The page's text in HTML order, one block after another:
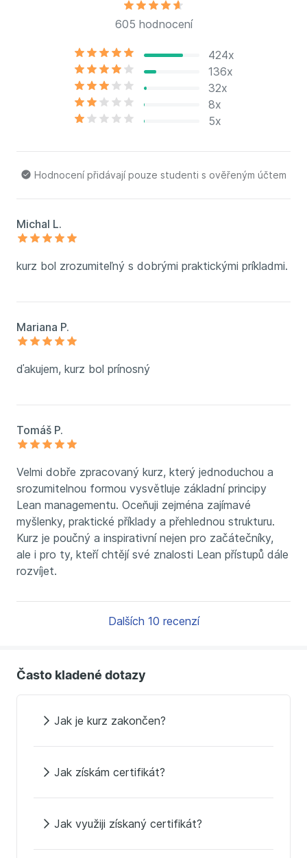
605 hodnocení
424x
136x
32x
8x
5x
Hodnocení přidávají pouze studenti s ověřeným účtem
Michal L.
kurz bol zrozumiteľný s dobrými praktickými príkladmi.
Mariana P.
ďakujem, kurz bol prínosný
Tomáš P.
Velmi dobře zpracovaný kurz, který jednoduchou a
srozumitelnou formou vysvětluje základní principy
Lean managementu. Oceňuji zejména zajímavé
myšlenky, praktické příklady a přehlednou strukturu.
Kurz je poučný a inspirativní nejen pro začátečníky,
ale i pro ty, kteří chtějí své znalosti Lean přístupů dále
rozvíjet.
Dalších 10 recenzí
Často kladené dotazy
Jak je kurz zakončen?
Jak získám certifikát?
Jak využiji získaný certifikát?